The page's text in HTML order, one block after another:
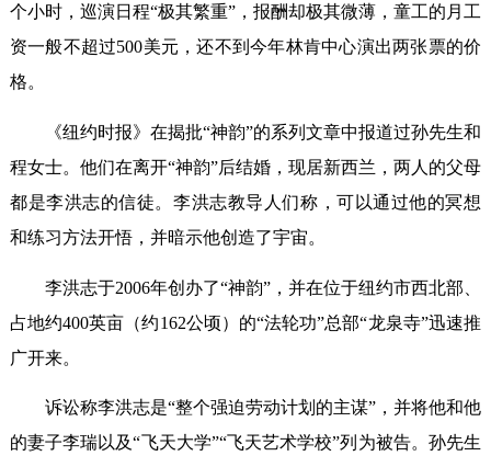
个小时，巡演日程“极其繁重”，报酬却极其微薄，童工的月工
资一般不超过500美元，还不到今年林肯中心演出两张票的价
格。
《纽约时报》在揭批“神韵”的系列文章中报道过孙先生和
程女士。他们在离开“神韵”后结婚，现居新西兰，两人的父母
都是李洪志的信徒。李洪志教导人们称，可以通过他的冥想
和练习方法开悟，并暗示他创造了宇宙。
李洪志于2006年创办了“神韵”，并在位于纽约市西北部、
占地约400英亩（约162公顷）的“法轮功”总部“龙泉寺”迅速推
广开来。
诉讼称李洪志是“整个强迫劳动计划的主谋”，并将他和他
的妻子李瑞以及“飞天大学”“飞天艺术学校”列为被告。孙先生